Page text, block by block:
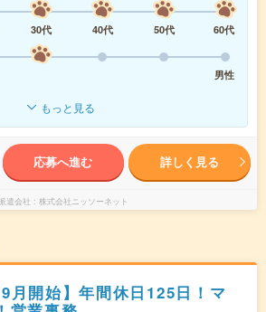
30代 40代 50代
60代
男性
もっと見る
応募へ進む 詳しく見る
遣会社 株式会社ニッソーネット
月開始】年間休日125日！マ